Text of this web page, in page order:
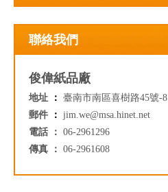
聯絡我們
俊偉紙品廠
地址 ： 臺南市南區喜樹路45號-8
郵件
： jim.we@msa.hinet.net
電話 ： 06-2961296
傳真 ： 06-2961608